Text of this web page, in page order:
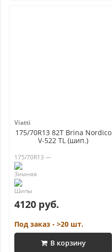
Viatti
175/70R13 82T Brina Nordico
V-522 TL (шип.)
175/70R13 —
4120 руб.
Под заказ - >20 шт.
В корзину